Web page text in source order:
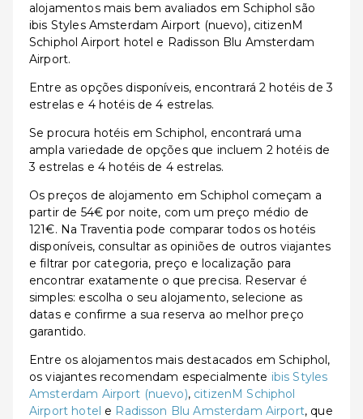
alojamentos mais bem avaliados em Schiphol são
ibis Styles Amsterdam Airport (nuevo), citizenM
Schiphol Airport hotel e Radisson Blu Amsterdam
Airport.
Entre as opções disponíveis, encontrará 2 hotéis de 3
estrelas e 4 hotéis de 4 estrelas.
Se procura hotéis em Schiphol, encontrará uma
ampla variedade de opções que incluem 2 hotéis de
3 estrelas e 4 hotéis de 4 estrelas.
Os preços de alojamento em Schiphol começam a
partir de 54€ por noite, com um preço médio de
121€. Na Traventia pode comparar todos os hotéis
disponíveis, consultar as opiniões de outros viajantes
e filtrar por categoria, preço e localização para
encontrar exatamente o que precisa. Reservar é
simples: escolha o seu alojamento, selecione as
datas e confirme a sua reserva ao melhor preço
garantido.
Entre os alojamentos mais destacados em Schiphol,
os viajantes recomendam especialmente ibis Styles
Amsterdam Airport (nuevo), citizenM Schiphol
Airport hotel e Radisson Blu Amsterdam Airport, que